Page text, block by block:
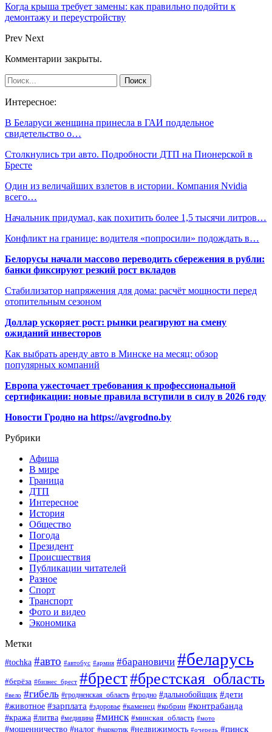
Когда крыша требует замены: как правильно подойти к
демонтажу и переустройству
Prev Next
Комментарии закрыты.
Интересное:
В Беларуси женщина принесла в ГАИ поддельное
свидетельство о…
Столкнулись три авто. Подробности ДТП на Пионерской в
Бресте
Один из величайших взлетов в истории. Компания Nvidia
всего…
Начальник придумал, как похитить более 1,5 тысячи литров…
Конфликт на границе: водителя «попросили» подождать в…
Белорусы начали массово переводить сбережения в рубли:
банки фиксируют резкий рост вкладов
Стабилизатор напряжения для дома: расчёт мощности перед
отопительным сезоном
Доллар ускоряет рост: рынки реагируют на смену
ожиданий инвесторов
Как выбрать аренду авто в Минске на месяц: обзор
популярных компаний
Европа ужесточает требования к профессиональной
сертификации: новые правила вступили в силу в 2026 году
Новости Гродно на https://avgrodno.by
Рубрики
Афиша
В мире
Граница
ДТП
Интересное
История
Общество
Погода
Президент
Происшествия
Публикации читателей
Разное
Спорт
Транспорт
Фото и видео
Экономика
Метки
#tochka #авто #автобус #армия #барановичи #беларусь
#берёза #бизнес_брест #брест#брестская_область
#вело #гибель #гродненская_область #гродно #дальнобойщик #дети
#животное #зарплата #здоровье #каменец #кобрин #контрабанда
#кража #литва #медицина #минск #минская_область #мото
#мошенничество #налог #наркотик #недвижимость #очередь #пинск